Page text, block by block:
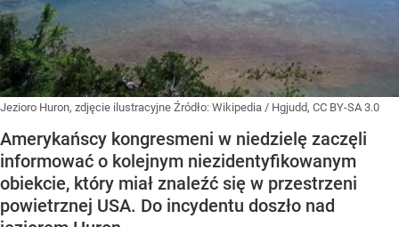
Jezioro Huron, zdjęcie ilustracyjne Źródło: Wikipedia / Hgjudd, CC BY-SA 3.0
Amerykańscy kongresmeni w niedzielę zaczęli
informować o kolejnym niezidentyfikowanym
obiekcie, który miał znaleźć się w przestrzeni
powietrznej USA. Do incydentu doszło nad